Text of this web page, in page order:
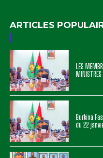
ARTICLES
LES
Burkina
du 22